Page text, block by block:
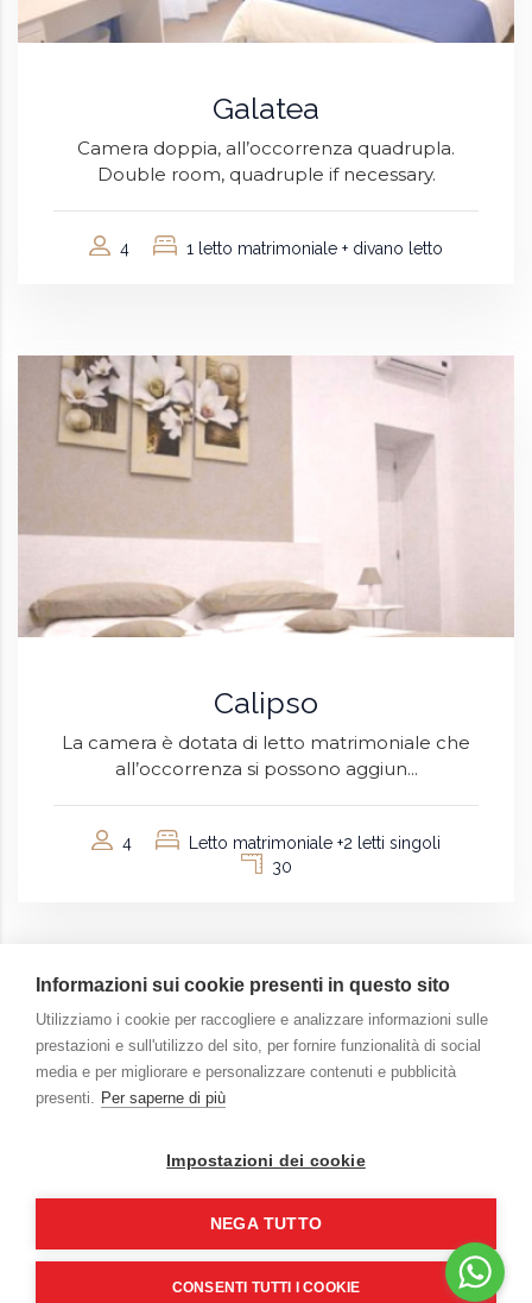
Galatea
Camera doppia, all’occorrenza quadrupla.
Double room, quadruple if necessary.
4 1 letto matrimoniale + divano letto
Calipso
La camera è dotata di letto matrimoniale che
all’occorrenza si possono aggiun...
4
Letto matrimoniale +2 letti singoli
30
La Baia di Partenope | PIEFF srls
CIN IT063049B4ACB2OB7M | CUSR 15063049EXT0641
Web Design byPlannerimage
Informazioni sui cookie presenti in questo sito
Utilizziamo i cookie per raccogliere e analizzare informazioni sulle
prestazioni e sull'utilizzo del sito, per fornire funzionalità di social
media e per migliorare e personalizzare contenuti e pubblicità
presenti. Per saperne di più
Impostazioni dei cookie
NEGA TUTTO
CONSENTI TUTTI I COOKIE